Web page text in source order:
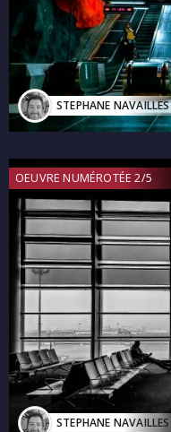
STEPHANE NAVAILLES
OEUVRE NUMÉROTÉE 2/5
STEPHANE NAVAILLES